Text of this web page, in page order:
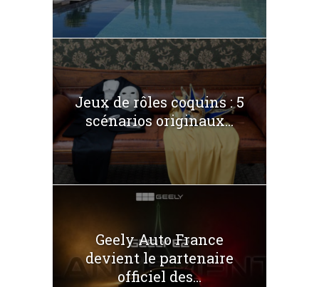
Jeux de rôles coquins : 5
scénarios originaux...
Geely Auto France
devient le partenaire
officiel des...